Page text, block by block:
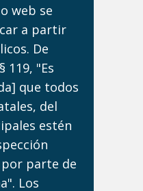
web se
a partir
De
119, "Es
que todos
del
estén
parte de
Los